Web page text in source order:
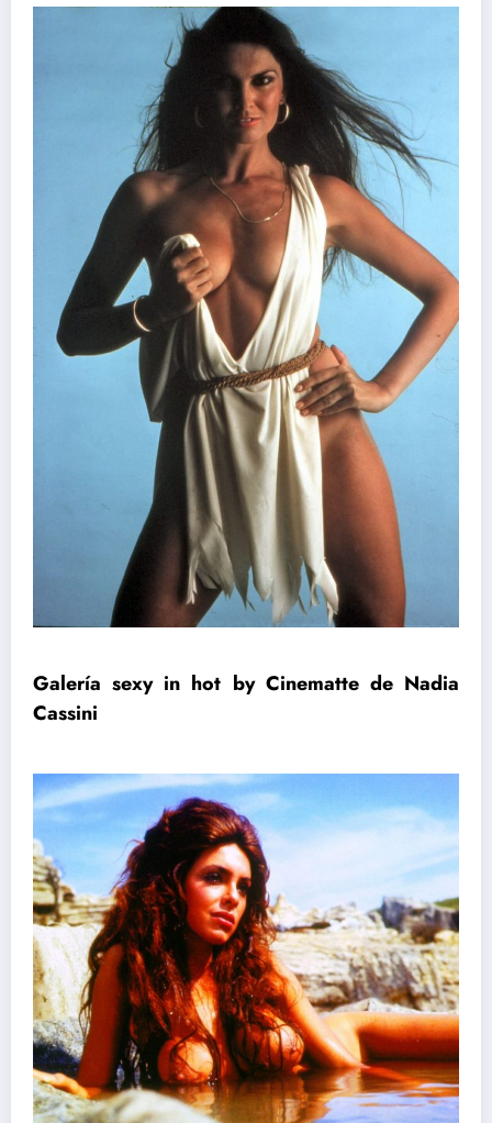
Galería sexy in hot by Cinematte de Nadia
Cassini